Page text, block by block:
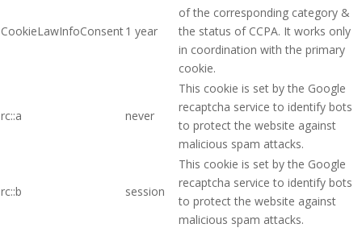
CookieLawInfoConsent1 year
of the corresponding category &
the status of CCPA. It works only
in coordination with the primary
cookie.
rc::a never
This cookie is set by the Google
recaptcha service to identify bots
to protect the website against
malicious spam attacks.
rc::b session
This cookie is set by the Google
recaptcha service to identify bots
to protect the website against
malicious spam attacks.